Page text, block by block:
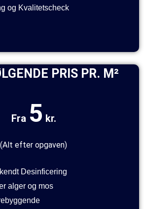
og Kvalitetscheck
PRIS PR. M²
Fra 5 kr.
(Alt efter opgaven)
Desinficering
alger og mos